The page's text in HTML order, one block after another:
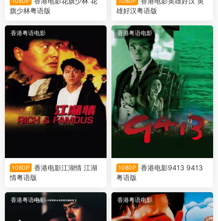
旗少林粤语版
雄好汉粤语版
香港粤语电影
1080P
香港电影江湖情 江湖
情粤语版
香港粤语电影
1080P
香港电影9413 9413
粤语版
香港粤语电影 香港粤语电影